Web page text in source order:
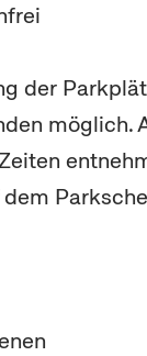
der
möglich.